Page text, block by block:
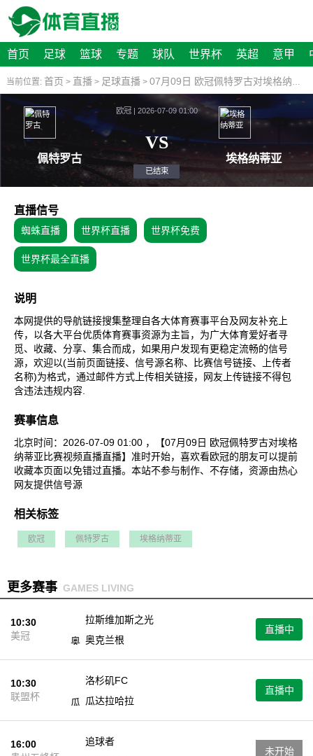
首页 足球 篮球 专题 球队 世界杯 英超 意甲
当前位置: 首页 > 直播> 足球直播> 07月09日 欧冠佩特罗古对埃格纳蒂亚比赛视频直播
欧冠 | 2026-07-09 01:00
VS
直播信号
蜘蛛直播 世界杯直播 世界杯免费
世界杯最全直播
说明
本网提供的导航链接搜集整理自各大体育赛事平台及网友补充上
传，以各大平台优质体育赛事资源为主旨，为广大体育爱好者寻
觅、收藏、分享、集合而成，如果用户发现有更稳定流畅的信号
源，欢迎以(当前页面链接、信号源名称、比赛信号链接、上传者
名称)为格式，通过邮件方式上传相关链接，网友上传链接不得包
含违法违规内容.
赛事信息
北京时间：2026-07-09 01:00 ，【07月09日 欧冠佩特罗古对埃格
纳蒂亚比赛视频直播直播】准时开始，喜欢看欧冠的朋友可以提前
收藏本页面以免错过直播。本站不参与制作、不存储，资源由热心
网友提供信号源
相关标签
欧冠 佩特罗古 埃格纳蒂亚
更多赛事 GAMES LIVING
10:30
美冠
拉斯维加斯之光
奥克兰根
直播中
10:30
联盟杯
洛杉矶FC
瓜达拉哈拉
直播中
16:00
追球者
未开始